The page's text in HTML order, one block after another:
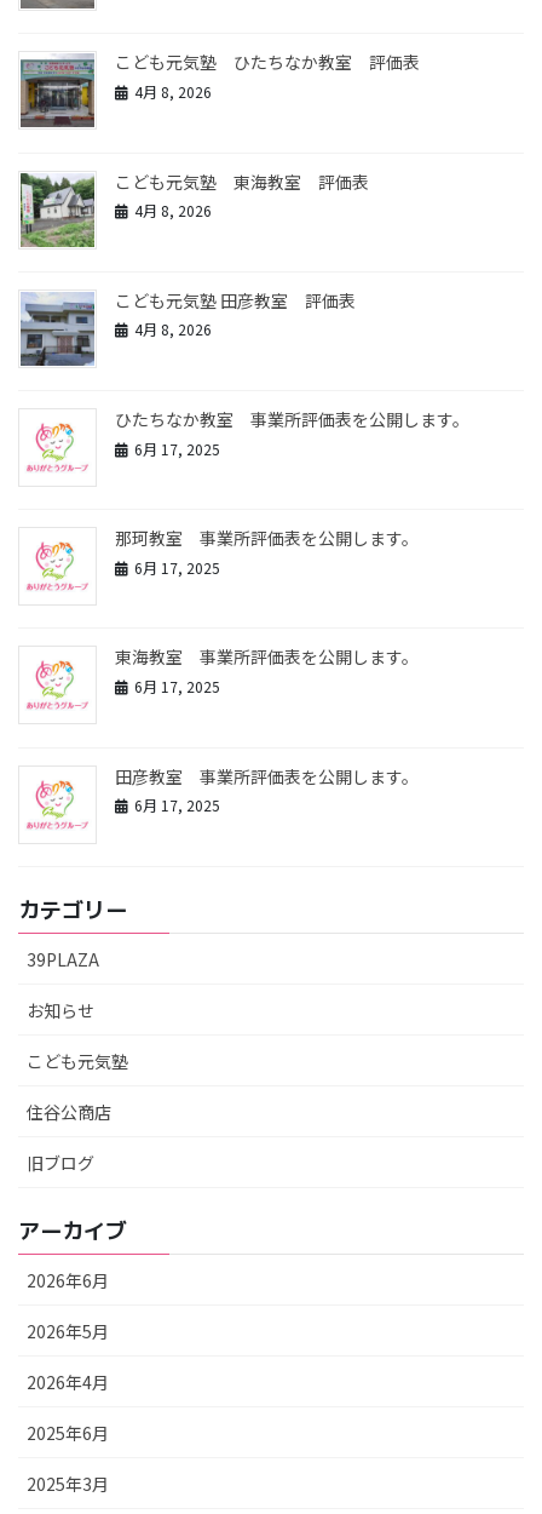
こども元気塾 ひたちなか教室 評価表
4月 8, 2026
こども元気塾 東海教室 評価表
4月 8, 2026
こども元気塾 田彦教室 評価表
4月 8, 2026
ひたちなか教室 事業所評価表を公開します。
6月 17, 2025
那珂教室 事業所評価表を公開します。
6月 17, 2025
東海教室 事業所評価表を公開します。
6月 17, 2025
田彦教室 事業所評価表を公開します。
6月 17, 2025
カテゴリー
39PLAZA
お知らせ
こども元気塾
住谷公商店
旧ブログ
アーカイブ
2026年6月
2026年5月
2026年4月
2025年6月
2025年3月